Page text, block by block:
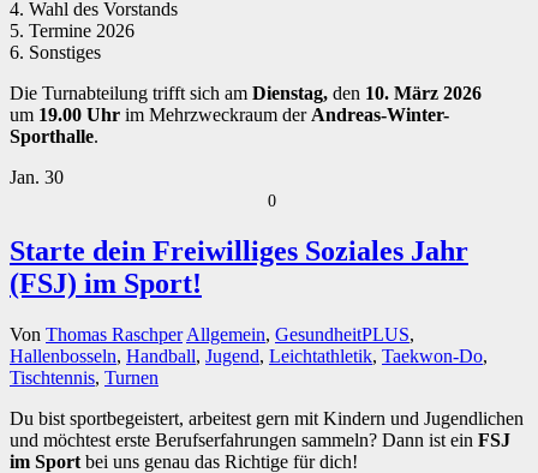
4. Wahl des Vorstands
5. Termine 2026
6. Sonstiges
Die Turnabteilung trifft sich am Dienstag, den 10. März 2026
um 19.00 Uhr im Mehrzweckraum der Andreas-Winter-
Sporthalle.
Jan. 30
0
Starte dein Freiwilliges Soziales Jahr
(FSJ) im Sport!
Von Thomas Raschper Allgemein, GesundheitPLUS,
Hallenbosseln, Handball, Jugend, Leichtathletik, Taekwon-Do,
Tischtennis, Turnen
Du bist sportbegeistert, arbeitest gern mit Kindern und Jugendlichen
und möchtest erste Berufserfahrungen sammeln? Dann ist ein FSJ
im Sport bei uns genau das Richtige für dich!